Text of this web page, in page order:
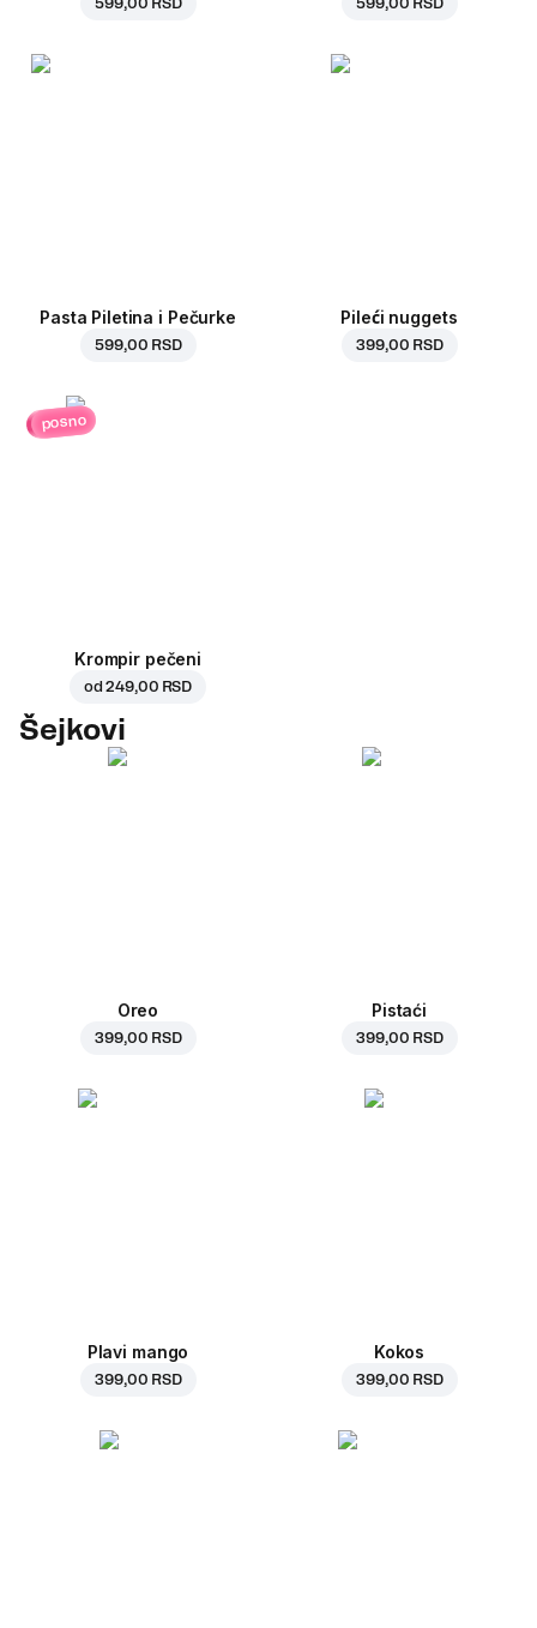
Pasta Piletina i Pečurke
599,00 RSD
Pileći nuggets
399,00 RSD
posno
Krompir pečeni
od249,00 RSD
Šejkovi
Oreo
399,00 RSD
Pistaći
399,00 RSD
Plavi mango
399,00 RSD
Kokos
399,00 RSD